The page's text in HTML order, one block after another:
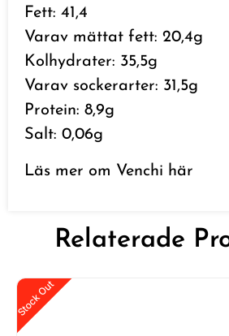
Fett: 41,4
Varav mättat fett: 20,4g
Kolhydrater: 35,5g
Varav sockerarter: 31,5g
Protein: 8,9g
Salt: 0,06g
Läs mer om Venchi här
Relaterade
Stock Out